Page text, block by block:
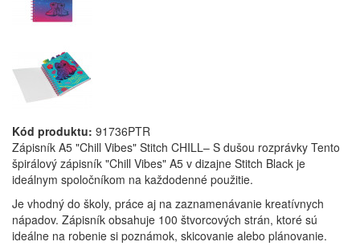
Kód produktu: 91736PTR
Zápisník A5 "Chill Vibes" Stitch CHILL– S dušou rozprávky Tento
špirálový zápisník "Chill Vibes" A5 v dizajne Stitch Black je
ideálnym spoločníkom na každodenné použitie.
Je vhodný do školy, práce aj na zaznamenávanie kreatívnych
nápadov. Zápisník obsahuje 100 štvorcových strán, ktoré sú
ideálne na robenie si poznámok, skicovanie alebo plánovanie.